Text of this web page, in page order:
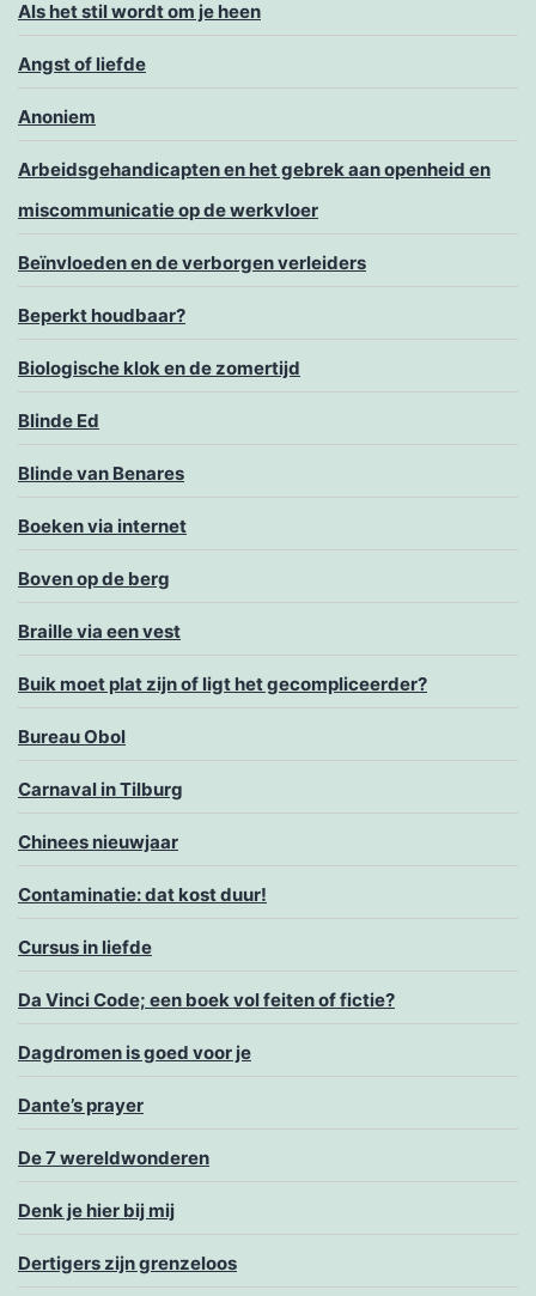
Als het stil wordt om je heen
Angst of liefde
Anoniem
Arbeidsgehandicapten en het gebrek aan openheid en
miscommunicatie op de werkvloer
Beïnvloeden en de verborgen verleiders
Beperkt houdbaar?
Biologische klok en de zomertijd
Blinde Ed
Blinde van Benares
Boeken via internet
Boven op de berg
Braille via een vest
Buik moet plat zijn of ligt het gecompliceerder?
Bureau Obol
Carnaval in Tilburg
Chinees nieuwjaar
Contaminatie: dat kost duur!
Cursus in liefde
Da Vinci Code; een boek vol feiten of fictie?
Dagdromen is goed voor je
Dante’s prayer
De 7 wereldwonderen
Denk je hier bij mij
Dertigers zijn grenzeloos